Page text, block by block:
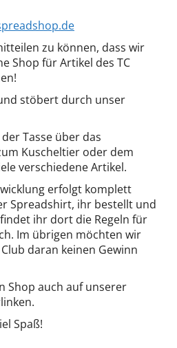
zu können, dass wir
Shop für Artikel des TC
stöbert durch unser
Tasse über das
Kuscheltier oder dem
verschiedene Artikel.
erfolgt komplett
Spreadshirt, ihr bestellt und
ihr dort die Regeln für
Im übrigen möchten wir
daran keinen Gewinn
Shop auch auf unserer
Spaß!